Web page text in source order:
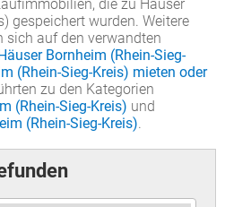
die zu Häuser
gespeichert wurden. Weitere
auf den verwandten
Bornheim (Rhein-Sieg-
(Rhein-Sieg-Kreis) mieten oder
zu den Kategorien
(Rhein-Sieg-Kreis) und
(Rhein-Sieg-Kreis).